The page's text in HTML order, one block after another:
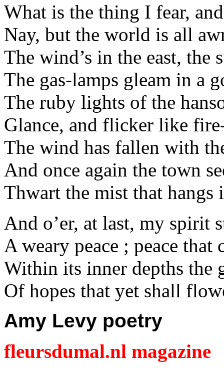
What is the thing I fear,
Nay, but the world is all
The wind’s in the east, the
The gas-lamps gleam in a
The ruby lights of the
Glance, and flicker like
The wind has fallen with
And once again the town
Thwart the mist that hangs
And o’er, at last, my spirit
A weary peace ; peace that
Within its inner depths the
Of hopes that yet shall
Amy Levy poetry
fleursdumal.nl magazine